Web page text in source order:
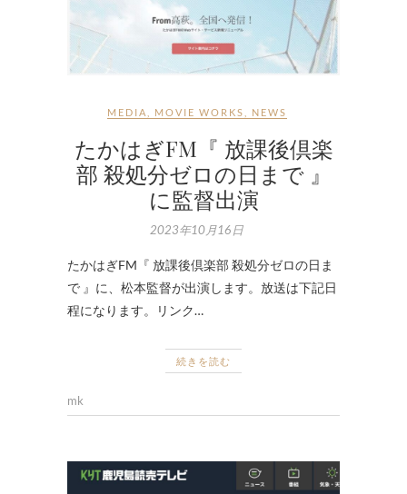
MEDIA MOVIE WORKS NEWS
たかはぎFM『 放課後倶楽
部 殺処分ゼロの日まで 』
に監督出演
2023年10月16日
たかはぎFM『 放課後倶楽部 殺処分ゼロの日ま
で 』に、松本監督が出演します。放送は下記日
程になります。リンク…
続きを読む
mk